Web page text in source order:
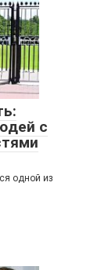
с
одной из